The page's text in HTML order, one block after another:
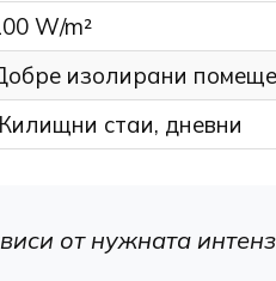
W/m²
изолирани
стаи, дневни
от нужната